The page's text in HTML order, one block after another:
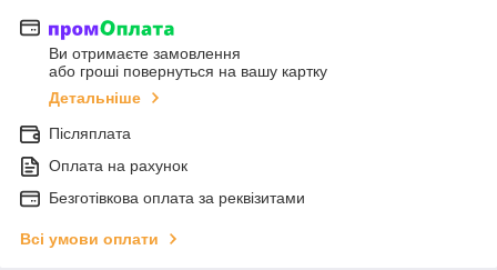
Ви отримаєте замовлення
або гроші повернуться на вашу картку
Детальніше
Післяплата
Оплата на рахунок
Безготівкова оплата за реквізитами
Всі умови оплати